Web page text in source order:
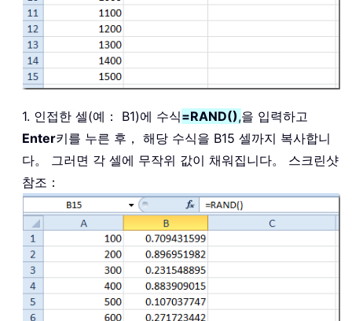
1. 인접한 셀(예： B1)에 수식=RAND(),을 입력하고
Enter키를 누른 후， 해당 수식을 B15 셀까지 복사합니
다。 그러면 각 셀에 무작위 값이 채워집니다。 스크린샷
참조：